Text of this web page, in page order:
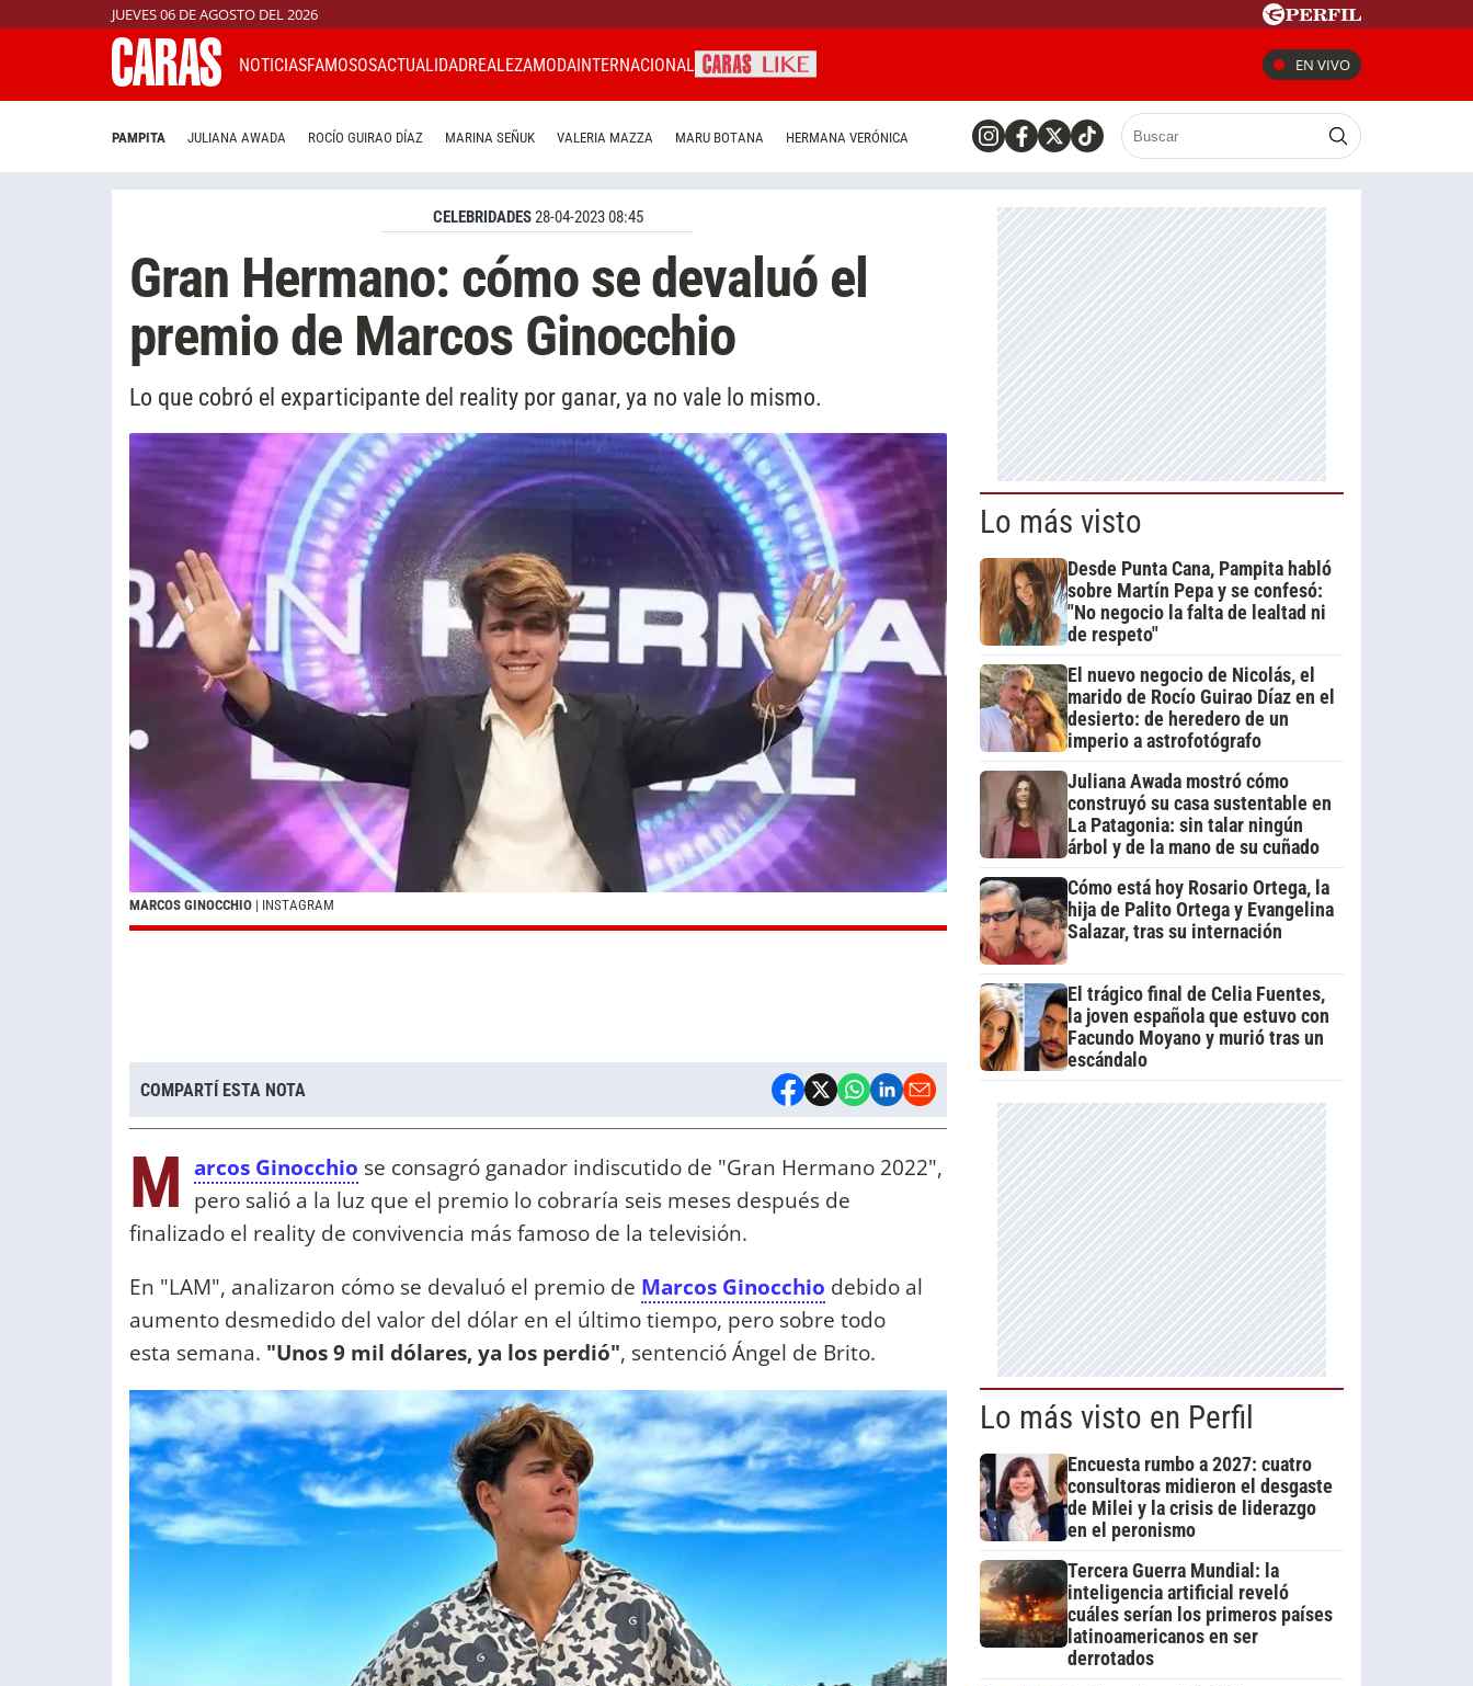
JUEVES 06 DE AGOSTO DEL 2026
NOTICIASFAMOSOSACTUALIDADREALEZAMODAINTERNACIONAL EN VIVO
PAMPITA JULIANA AWADA ROCÍO GUIRAO DÍAZ MARINA SEÑUK VALERIA MAZZA MARU BOTANA HERMANA VERÓNICA
CELEBRIDADES28-04-2023 08:45
Gran Hermano: cómo se devaluó el
premio de Marcos Ginocchio
Lo que cobró el exparticipante del reality por ganar, ya no vale lo mismo.
MARCOS GINOCCHIO | INSTAGRAM
COMPARTÍ ESTA NOTA
M arcos Ginocchio se consagró ganador indiscutido de "Gran Hermano 2022",
pero salió a la luz que el premio lo cobraría seis meses después de
finalizado el reality de convivencia más famoso de la televisión.
En "LAM", analizaron cómo se devaluó el premio de Marcos Ginocchio debido al
aumento desmedido del valor del dólar en el último tiempo, pero sobre todo
esta semana. "Unos 9 mil dólares, ya los perdió", sentenció Ángel de Brito.
Lo más visto
Desde Punta Cana, Pampita habló
sobre Martín Pepa y se confesó:
"No negocio la falta de lealtad ni
de respeto"
El nuevo negocio de Nicolás, el
marido de Rocío Guirao Díaz en el
desierto: de heredero de un
imperio a astrofotógrafo
Juliana Awada mostró cómo
construyó su casa sustentable en
La Patagonia: sin talar ningún
árbol y de la mano de su cuñado
Cómo está hoy Rosario Ortega, la
hija de Palito Ortega y Evangelina
Salazar, tras su internación
El trágico final de Celia Fuentes,
la joven española que estuvo con
Facundo Moyano y murió tras un
escándalo
Lo más visto en Perfil
Encuesta rumbo a 2027: cuatro
consultoras midieron el desgaste
de Milei y la crisis de liderazgo
en el peronismo
Tercera Guerra Mundial: la
inteligencia artificial reveló
cuáles serían los primeros países
latinoamericanos en ser
derrotados